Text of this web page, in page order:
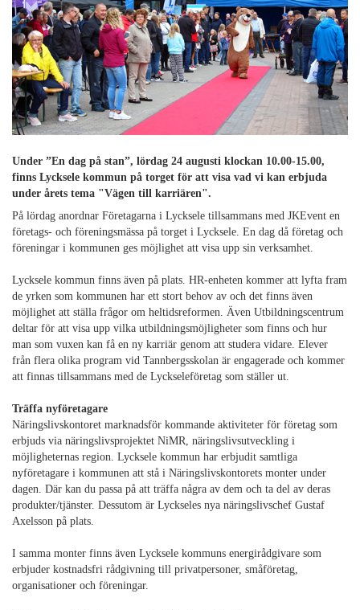
Under ”En dag på stan”, lördag 24 augusti klockan 10.00-15.00,
finns Lycksele kommun på torget för att visa vad vi kan erbjuda
under årets tema "Vägen till karriären".
På lördag anordnar Företagarna i Lycksele tillsammans med JKEvent en
företags- och föreningsmässa på torget i Lycksele. En dag då företag och
föreningar i kommunen ges möjlighet att visa upp sin verksamhet.
Lycksele kommun finns även på plats. HR-enheten kommer att lyfta fram
de yrken som kommunen har ett stort behov av och det finns även
möjlighet att ställa frågor om heltidsreformen. Även Utbildningscentrum
deltar för att visa upp vilka utbildningsmöjligheter som finns och hur
man som vuxen kan få en ny karriär genom att studera vidare. Elever
från flera olika program vid Tannbergsskolan är engagerade och kommer
att finnas tillsammans med de Lyckseleföretag som ställer ut.
Träffa nyföretagare
Näringslivskontoret marknadsför kommande aktiviteter för företag som
erbjuds via näringslivsprojektet NiMR, näringslivsutveckling i
möjligheternas region. Lycksele kommun har erbjudit samtliga
nyföretagare i kommunen att stå i Näringslivskontorets monter under
dagen. Där kan du passa på att träffa några av dem och ta del av deras
produkter/tjänster. Dessutom är Lyckseles nya näringslivschef Gustaf
Axelsson på plats.
I samma monter finns även Lycksele kommuns energirådgivare som
erbjuder kostnadsfri rådgivning till privatpersoner, småföretag,
organisationer och föreningar.